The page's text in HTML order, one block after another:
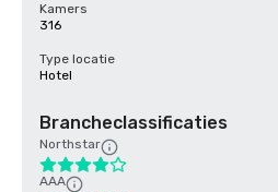
Kamers
316
Type locatie
Hotel
Brancheclassificaties
Northstar
AAA